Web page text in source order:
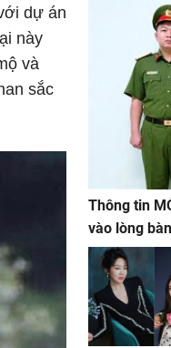
dự án
này
và
sắc
Thông tin
vào lòng